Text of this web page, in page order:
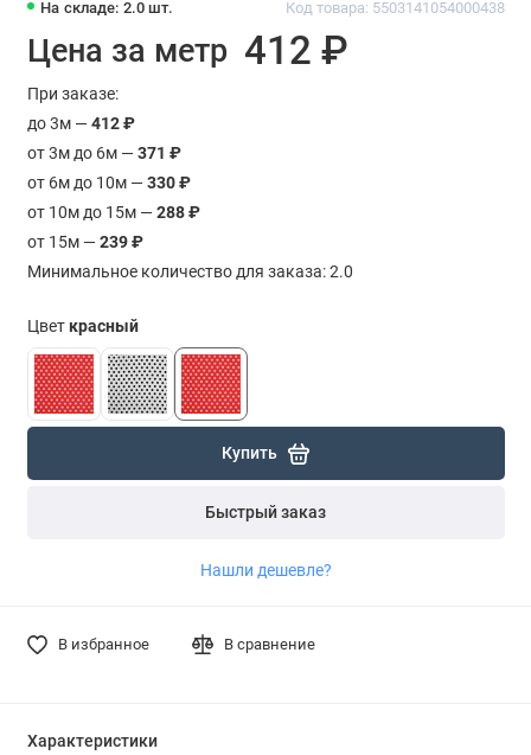
На складе: 2.0 шт. Код товара: 5503141054000438
Цена за метр 412 ₽
При заказе:
до 3м —412 ₽
от 3м до 6м —371 ₽
от 6м до 10м —330 ₽
от 10м до 15м —288 ₽
от 15м —239 ₽
Минимальное количество для заказа: 2.0
Цвет красный
Купить
Быстрый заказ
Нашли дешевле?
В избранное В сравнение
Характеристики